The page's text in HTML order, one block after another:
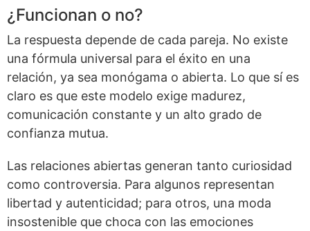
¿Funcionan o no?
La respuesta depende de cada pareja. No existe
una fórmula universal para el éxito en una
relación, ya sea monógama o abierta. Lo que sí es
claro es que este modelo exige madurez,
comunicación constante y un alto grado de
confianza mutua.
Las relaciones abiertas generan tanto curiosidad
como controversia. Para algunos representan
libertad y autenticidad; para otros, una moda
insostenible que choca con las emociones